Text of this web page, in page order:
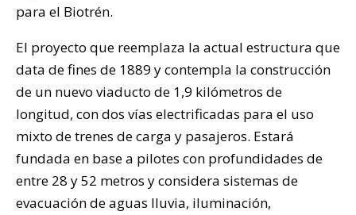
para el Biotrén.
El proyecto que reemplaza la actual estructura que
data de fines de 1889 y contempla la construcción
de un nuevo viaducto de 1,9 kilómetros de
longitud, con dos vías electrificadas para el uso
mixto de trenes de carga y pasajeros. Estará
fundada en base a pilotes con profundidades de
entre 28 y 52 metros y considera sistemas de
evacuación de aguas lluvia, iluminación,